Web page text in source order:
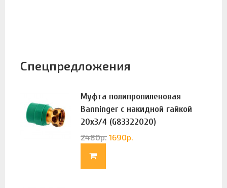
Спецпредложения
Муфта полипропиленовая
Banninger с накидной гайкой
20х3/4 (G83322020)
2480р. 1690р.